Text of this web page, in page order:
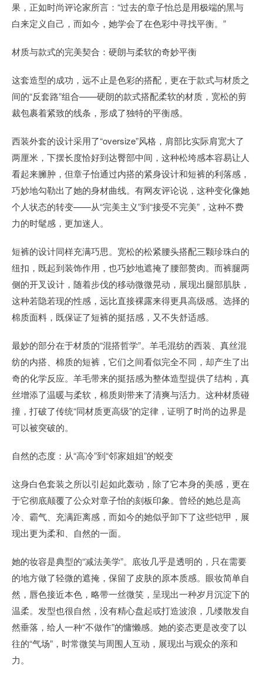
果，正如时尚评论家所言：“过去的章子怡总是用极端的黑与
白来定义自己，而如今，她学会了在色彩中寻找平衡。”
材质与款式的完美契合：硬朗与柔软的奇妙平衡
这套造型的成功，远不止是色彩的搭配，更在于款式与材质之
间的“反套路”组合——硬朗的款式搭配柔软的材质，宽松的剪
裁包裹着紧致的线条，形成了独特的平衡感。
西装外套的设计采用了“oversize”风格，肩部比实际肩宽大了
两厘米，下摆长度恰好到达臀部中间，这种松垮感本容易让人
看起来臃肿，但章子怡通过内搭的紧身设计和短裤的利落感，
巧妙地勾勒出了她的身材曲线。有网友评论说，这种变化像她
个人状态的转变——从“完美主义”到“接受不完美”，这种不费
力的时髦感，更加迷人。
短裤的设计同样充满巧思。宽松的松紧腰头搭配三颗珍珠白的
纽扣，既起到装饰作用，也巧妙地遮掩了腰部赘肉。而裤腿两
侧的开叉设计，随着步伐的移动微微晃动，展现出腿部肌肤，
这种若隐若现的性感，远比直接裸露来得更具高级感。选择的
棉质面料，既保证了短裤的挺括感，又不失舒适感。
最妙的部分在于材质的“混搭哲学”。羊毛混纺的西装、真丝混
纺的内搭、棉质的短裤，它们之间看似完全不同，却产生了出
奇的化学反应。羊毛带来的挺括感为整体造型提供了结构，真
丝增添了温暖与柔软，棉质则带来了清爽与活力。这种材质碰
撞，打破了传统“同材质更高级”的定律，证明了时尚的边界是
可以被突破的。
自然的态度：从“高冷”到“邻家姐姐”的蜕变
这身白色套装之所以引起如此轰动，除了它本身的美感，更在
于它彻底颠覆了公众对章子怡的刻板印象。曾经的她总是高
冷、霸气、充满距离感，而如今的她似乎卸下了这些铠甲，展
现出更为柔和、自然的一面。
她的妆容是典型的“减法美学”。底妆几乎是透明的，只在需要
的地方做了轻微的遮掩，保留了皮肤的原本质感。眼妆简单自
然，唇色接近本色，略带一丝微笑，呈现出一种岁月沉淀下的
温柔。发型也很自然，没有精心盘起或打造波浪，几缕散发自
然垂落，给人一种“不做作”的慵懒感。她的姿态更是改变了以
往的“气场”，时常微笑与周围人互动，展现出与观众的亲和
力。